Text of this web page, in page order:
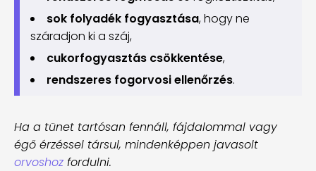
sok folyadék fogyasztása, hogy ne
száradjon ki a száj,
cukorfogyasztás csökkentése,
rendszeres fogorvosi ellenőrzés.
Ha a tünet tartósan fennáll, fájdalommal vagy
égő érzéssel társul, mindenképpen javasolt
orvoshoz fordulni.